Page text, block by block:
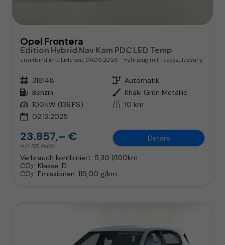
Opel Frontera
Edition Hybrid Nav Kam PDC LED Temp
unverbindliche Lieferzeit: 04.09.2026 Fahrzeug mit Tageszulassung
Fahrzeugnr. 318148 Getriebe Automatik
Kraftstoff Benzin Außenfarbe Khaki Grün Metallic
Leistung 100 kW (136 PS) Kilometerstand 10 km
02.12.2025
23.857,– €
incl. 19% MwSt.
Details
Verbrauch kombiniert: 5,30 l/100km
CO2-Klasse: D
CO2-Emissionen: 119,00 g/km